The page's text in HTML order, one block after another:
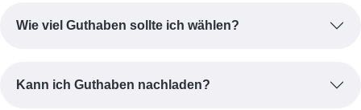
Wie viel Guthaben sollte ich wählen?
Kann ich Guthaben nachladen?